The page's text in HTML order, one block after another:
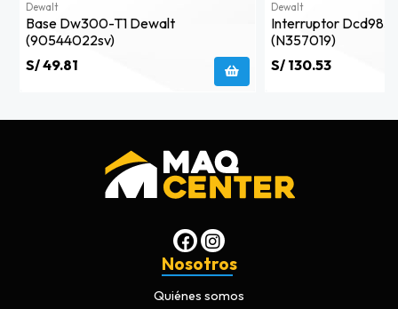
Dewalt
Base Dw300-T1 Dewalt
(90544022sv)
S/ 49.81
Dewalt
Interruptor
(n357019)
S/ 130.53
Nosotros
Quiénes somos